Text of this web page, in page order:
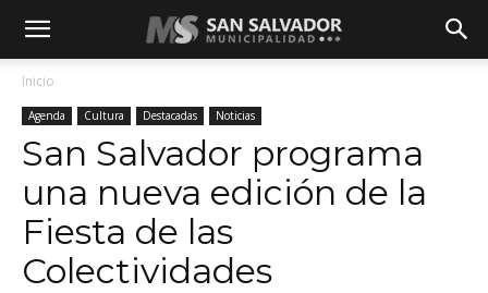
Inicio
Agenda Cultura Destacadas Noticias
San Salvador programa
una nueva edición de la
Fiesta de las
Colectividades